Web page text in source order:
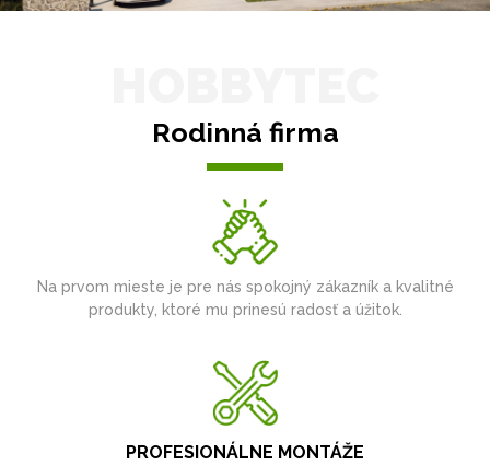
Rodinná firma
Na prvom mieste je pre nás spokojný zákazník a kvalitné
produkty, ktoré mu prinesú radosť a úžitok.
PROFESIONÁLNE MONTÁŽE